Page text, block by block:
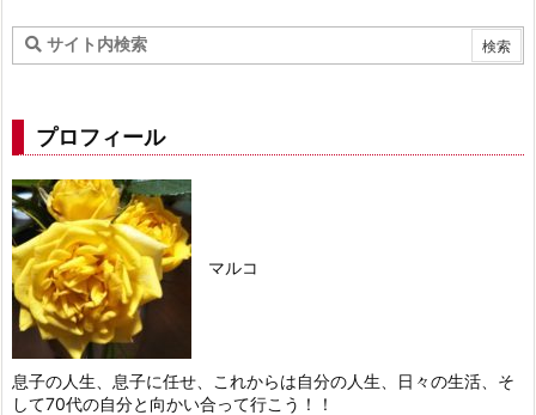
プロフィール
マルコ
息子の人生、息子に任せ、これからは自分の人生、日々の生活、そ
して70代の自分と向かい合って行こう！！